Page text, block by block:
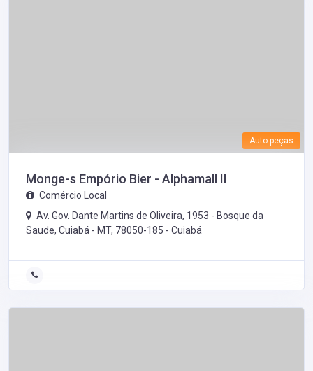
Auto peças
Monge-s Empório Bier - Alphamall II
Comércio Local
Av. Gov. Dante Martins de Oliveira, 1953 - Bosque da
Saude, Cuiabá - MT, 78050-185 - Cuiabá